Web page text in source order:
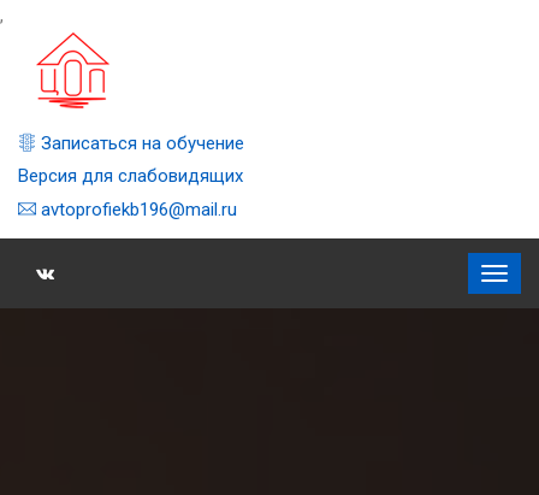
,
Записаться на обучение
Версия для слабовидящих
avtoprofiekb196@mail.ru